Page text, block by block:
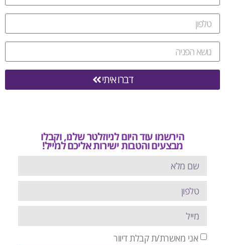
דברו איתי
הירשמו עוד היום לניוזלטר שלנו, וקבלו
מבצעים והטבות ישירות אליכם למייל!
אני מאשרת/ת קבלת דיוור